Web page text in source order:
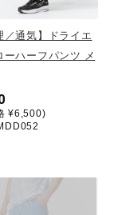
／通気】ドライエ
ーハーフパンツ メ
¥6,500)